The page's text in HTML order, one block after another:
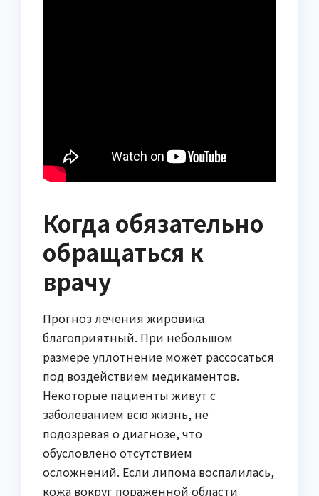
Когда обязательно
обращаться к
врачу
Прогноз лечения жировика
благоприятный. При небольшом
размере уплотнение может рассосаться
под воздействием медикаментов.
Некоторые пациенты живут с
заболеванием всю жизнь, не
подозревая о диагнозе, что
обусловлено отсутствием
осложнений. Если липома воспалилась,
кожа вокруг пораженной области